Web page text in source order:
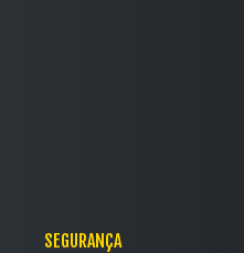
SEGURANÇA